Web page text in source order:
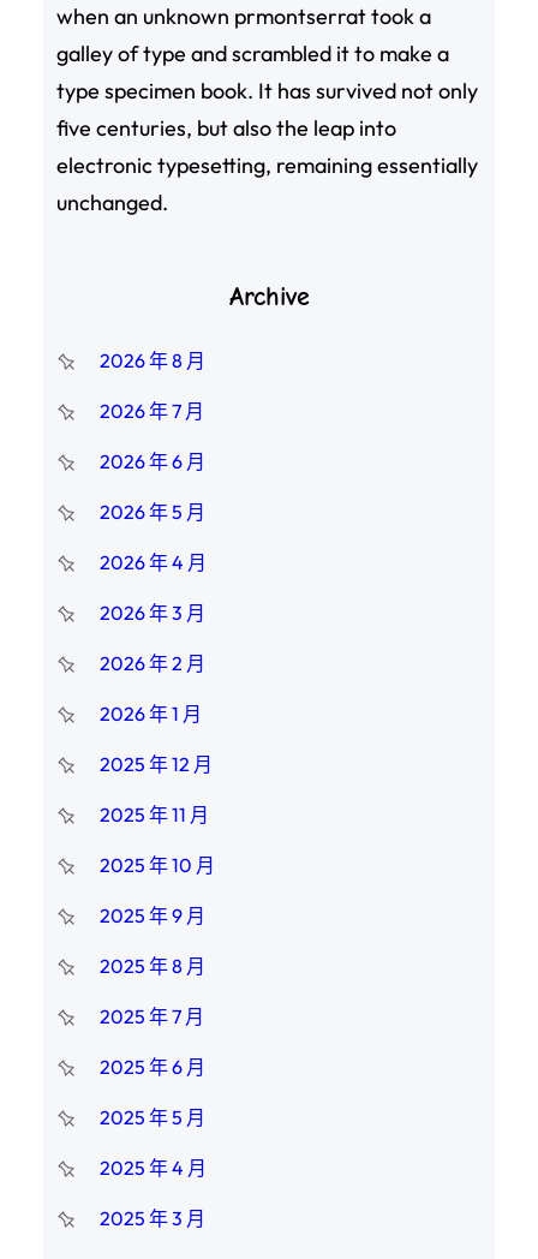
when an unknown prmontserrat took a
galley of type and scrambled it to make a
type specimen book. It has survived not only
five centuries, but also the leap into
electronic typesetting, remaining essentially
unchanged.
Archive
2026 年 8 月
2026 年 7 月
2026 年 6 月
2026 年 5 月
2026 年 4 月
2026 年 3 月
2026 年 2 月
2026 年 1 月
2025 年 12 月
2025 年 11 月
2025 年 10 月
2025 年 9 月
2025 年 8 月
2025 年 7 月
2025 年 6 月
2025 年 5 月
2025 年 4 月
2025 年 3 月